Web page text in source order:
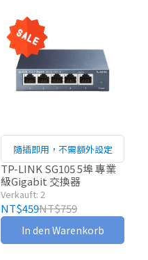
隨插即用，不需額外設定
TP-LINK SG105 5埠 專業
級Gigabit 交換器
Verkauft: 2
NT$459NT$759
In den Warenkorb